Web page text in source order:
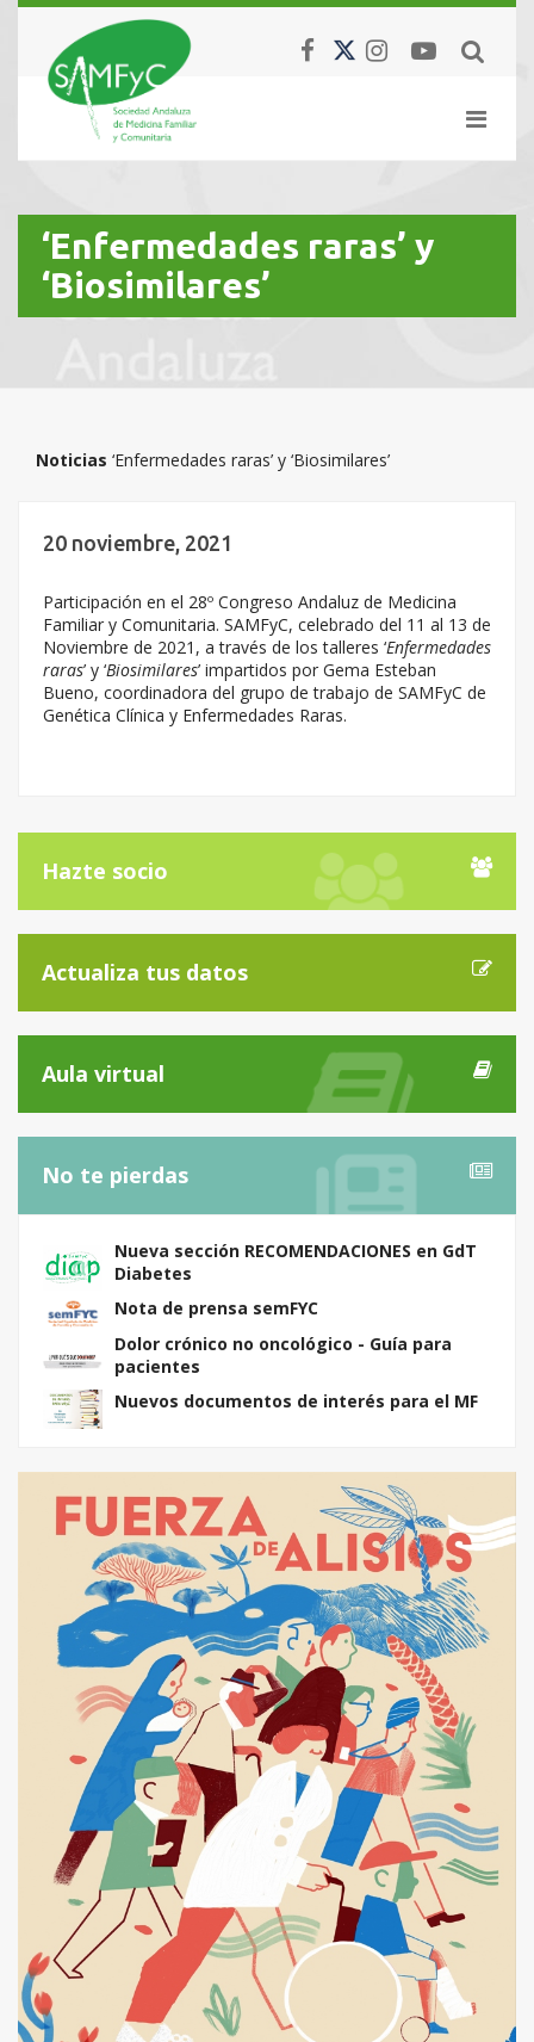
‘Enfermedades raras’ y
‘Biosimilares’
Noticias ‘Enfermedades raras’ y ‘Biosimilares’
20 noviembre, 2021
Participación en el 28º Congreso Andaluz de Medicina
Familiar y Comunitaria. SAMFyC, celebrado del 11 al 13 de
Noviembre de 2021, a través de los talleres ‘Enfermedades
raras’ y ‘Biosimilares’ impartidos por Gema Esteban
Bueno, coordinadora del grupo de trabajo de SAMFyC de
Genética Clínica y Enfermedades Raras.
Hazte socio
Actualiza tus datos
Aula virtual
No te pierdas
Nueva sección RECOMENDACIONES en GdT
Diabetes
Nota de prensa semFYC
Dolor crónico no oncológico - Guía para
pacientes
Nuevos documentos de interés para el MF